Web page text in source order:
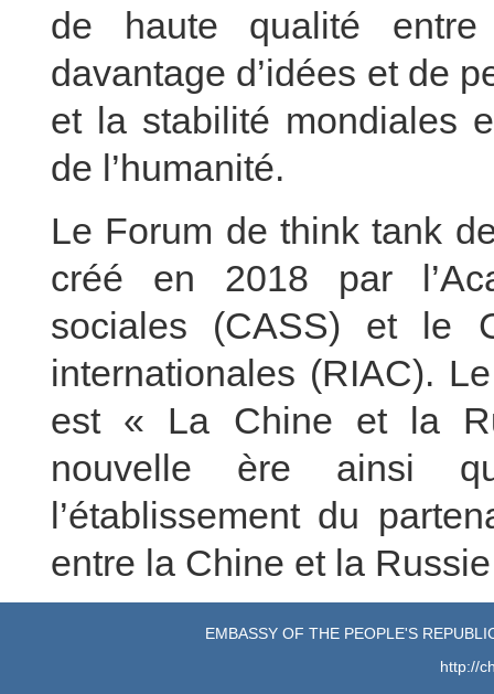
de haute qualité
davantage d’idées et de
et la stabilité mondiales
de l’humanité.
Le Forum de think tank
créé en 2018 par
sociales (CASS) et le
internationales (RIAC).
est « La Chine et la
nouvelle ère ainsi
l’établissement du
entre la Chine et la
EMBASSY OF THE PEOPLE'S
http://